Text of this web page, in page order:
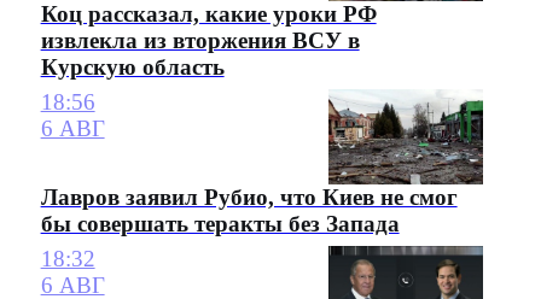
Коц рассказал, какие уроки РФ
извлекла из вторжения ВСУ в
Курскую область
18:56
6 АВГ
Лавров заявил Рубио, что Киев не смог
бы совершать теракты без Запада
18:32
6 АВГ